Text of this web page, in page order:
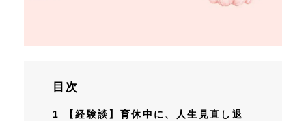
目次
1
【経験談】育休中に、人生見直し退